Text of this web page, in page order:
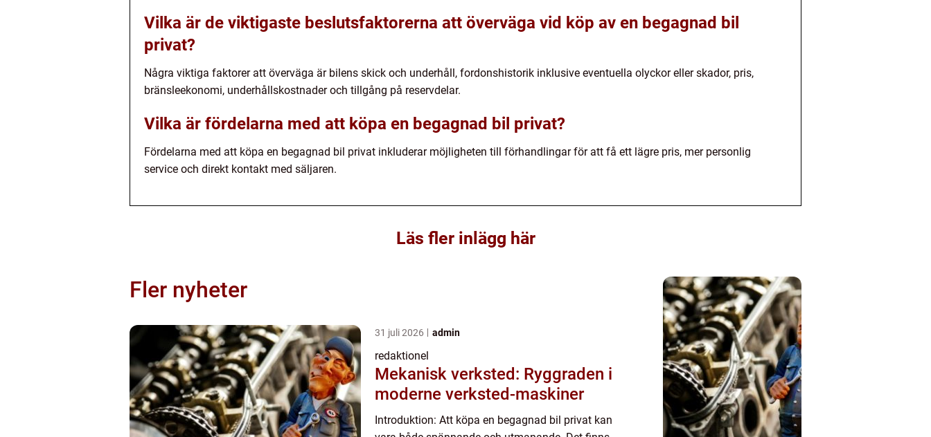
Vilka är de viktigaste beslutsfaktorerna att överväga vid köp av en begagnad bil
privat?
Några viktiga faktorer att överväga är bilens skick och underhåll, fordonshistorik inklusive eventuella olyckor eller skador, pris,
bränsleekonomi, underhållskostnader och tillgång på reservdelar.
Vilka är fördelarna med att köpa en begagnad bil privat?
Fördelarna med att köpa en begagnad bil privat inkluderar möjligheten till förhandlingar för att få ett lägre pris, mer personlig
service och direkt kontakt med säljaren.
Läs fler inlägg här
Fler nyheter
31 juli 2026 admin
redaktionel
Mekanisk verksted: Ryggraden i
moderne verksted-maskiner
Introduktion: Att köpa en begagnad bil privat kan